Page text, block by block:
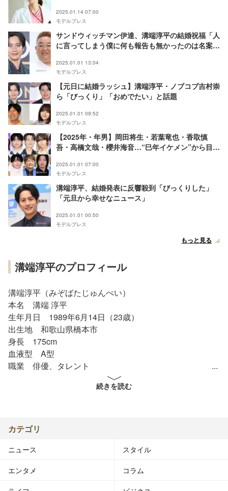
2025.01.14 07:00
モデルプレス
サンドウィッチマン伊達、溝端淳平の結婚祝福「人
に言ってしまう僕に何も報告も無かったのは名案で
2025.01.01 13:04
モデルプレス
【元日に結婚ラッシュ】溝端淳平・ノブコブ吉村崇
ら「びっくり」「おめでたい」と話題
2025.01.01 09:52
モデルプレス
【2025年・年男】岡田将生・若葉竜也・香取慎
吾・高橋文哉・櫻井海音…“巳年イケメン”から目が
2025.01.01 07:00
モデルプレス
溝端淳平、結婚発表に反響殺到「びっくりした」
「元旦から幸せなニュース」
2025.01.01 00:50
モデルプレス
もっと見る
溝端淳平のプロフィール
溝端淳平（みぞばたじゅんぺい）
本名 溝端 淳平
生年月日 1989年6月14日（23歳）
出生地 和歌山県橋本市
身長 175cm
血液型 A型
職業 俳優、タレント
ジャンル テレビドラマ・映画・バラエティ番組
溝端 淳平（みぞばた じゅんぺい、1989年6月14日 - ）
和歌山県橋本市出身。エヴァーグリーン・エンタテイメン
■来歴
続きを読む
カテゴリ
ニュース スタイル
エンタメ コラム